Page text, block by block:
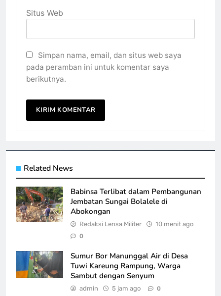
Situs Web
Simpan nama, email, dan situs web saya
pada peramban ini untuk komentar saya
berikutnya.
Related News
Babinsa Terlibat dalam Pembangunan
Jembatan Sungai Bolalele di
Abokongan
Redaksi Lensa Militer 10 menit ago
0
Sumur Bor Manunggal Air di Desa
Tuwi Kareung Rampung, Warga
Sambut dengan Senyum
admin 5 jam ago 0